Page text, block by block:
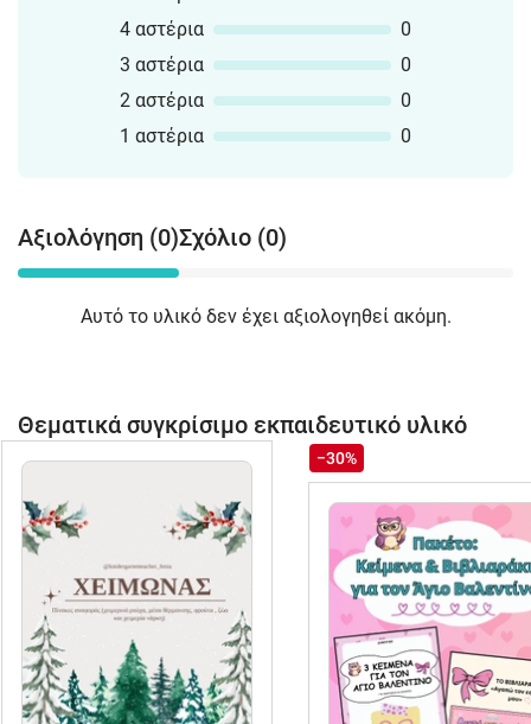
4 αστέρια
0
3 αστέρια
0
2 αστέρια
0
1 αστέρια
0
Αξιολόγηση (0)Σχόλιο (0)
Αυτό το υλικό δεν έχει αξιολογηθεί ακόμη.
Θεματικά συγκρίσιμο εκπαιδευτικό υλικό
−30%